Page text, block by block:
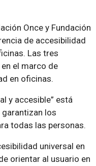
Once y Fundación
de accesibilidad
Las tres
el marco de
en oficinas.
y accesible” está
los
todas las personas.
universal en
orientar al usuario en